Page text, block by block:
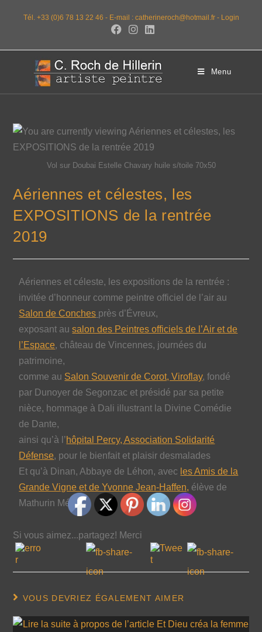
Tél. +33 (0)6 78 13 22 46 - E-mail : catherineroch@hotmail.fr - Login
Menu
Vol sur Doubai Estelle Chavary huile s/toile 70x50
Aériennes et célestes, les
EXPOSITIONS de la rentrée
2019
Aériennes et céleste, les expositions de la rentrée :
invitée d’honneur comme peintre officiel de l’air au
Salon de Conches près d’Évreux,
exposant ausalon des Peintres officiels de l’Air et de
l’Espace, château de Vincennes, journées du
patrimoine,
comme au Salon Souvenir de Corot, Viroflay, fondé
par Dunoyer de Segonzac et présidé par sa petite
nièce, hommage à Dali illustrant la Divine Comédie
de Dante,
ainsi qu’à l’hôpital Percy, Association Solidarité
Défense, pour le bienfait et plaisir desmalades
Et qu’à Dinan, Abbaye de Léhon, avec les Amis de la
Grande Vigne et de Yvonne Jean-Haffen, élève de
Mathurin Méheut.
Si vous aimez...partagez! Merci
VOUS DEVRIEZ ÉGALEMENT AIMER